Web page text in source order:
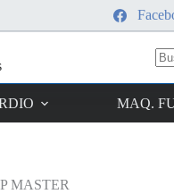
MAQ.
MASTER